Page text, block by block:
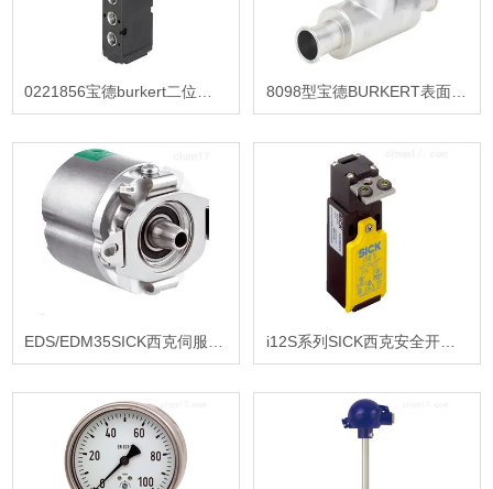
0221856宝德burkert二位三通电磁阀 8098型宝德BURKERT表面声波流量计报价
EDS/EDM35SICK西克伺服编码器报价 i12S系列SICK西克安全开关报价